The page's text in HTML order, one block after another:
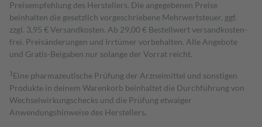
Preisempfehlung des Herstellers. Die angegebenen Preise
beinhalten die gesetzlich vorgeschriebene Mehrwertsteuer, ggf.
zzgl. 3,95 € Versandkosten. Ab 29,00 € Bestell­wert versand­kosten­
frei. Preisänderungen und Irrtümer vorbehalten. Alle Angebote
und Gratis-Beigaben nur solange der Vorrat reicht.
1 Eine pharmazeutische Prüfung der Arzneimittel und sonstigen
Produkte in deinem Warenkorb beinhaltet die Durchführung von
Wechselwirkungschecks und die Prüfung etwaiger
Anwendungshinweise des Herstellers.